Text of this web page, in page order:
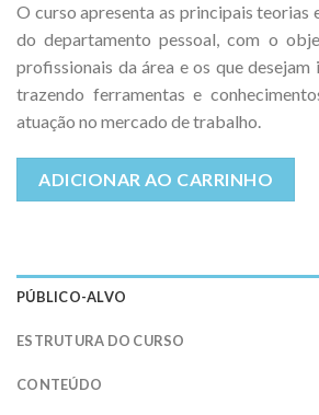
O curso apresenta as principais teorias
do departamento pessoal, com o
profissionais da área e os que desejam
trazendo ferramentas e
atuação no mercado de trabalho.
ADICIONAR AO CARRINHO
PÚBLICO-ALVO
ESTRUTURA DO CURSO
CONTEÚDO